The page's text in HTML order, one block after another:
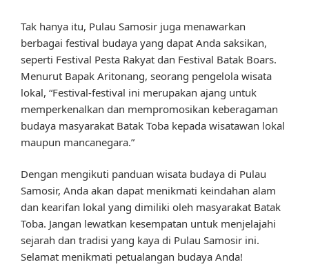
Tak hanya itu, Pulau Samosir juga menawarkan
berbagai festival budaya yang dapat Anda saksikan,
seperti Festival Pesta Rakyat dan Festival Batak Boars.
Menurut Bapak Aritonang, seorang pengelola wisata
lokal, “Festival-festival ini merupakan ajang untuk
memperkenalkan dan mempromosikan keberagaman
budaya masyarakat Batak Toba kepada wisatawan lokal
maupun mancanegara.”
Dengan mengikuti panduan wisata budaya di Pulau
Samosir, Anda akan dapat menikmati keindahan alam
dan kearifan lokal yang dimiliki oleh masyarakat Batak
Toba. Jangan lewatkan kesempatan untuk menjelajahi
sejarah dan tradisi yang kaya di Pulau Samosir ini.
Selamat menikmati petualangan budaya Anda!